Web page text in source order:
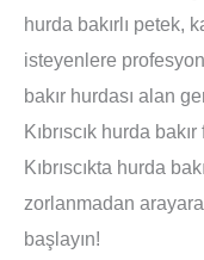
hurda bakırlı petek,
isteyenlere
bakır hurdası alan
Kıbrıscık hurda
Kıbrıscıkta hurda
zorlanmadan
başlayın!